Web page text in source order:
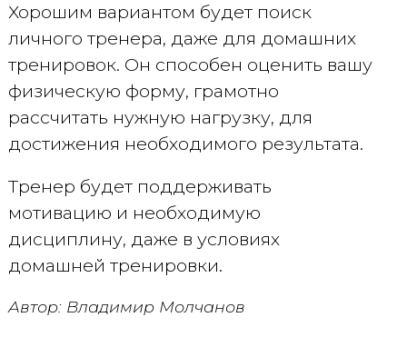
Хорошим вариантом будет поиск
личного тренера, даже для домашних
тренировок. Он способен оценить вашу
физическую форму, грамотно
рассчитать нужную нагрузку, для
достижения необходимого результата.
Тренер будет поддерживать
мотивацию и необходимую
дисциплину, даже в условиях
домашней тренировки.
Автор: Владимир Молчанов